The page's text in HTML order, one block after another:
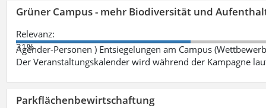
Grüner Campus - mehr Biodiversität und
Relevanz:
31%
Agender-Personen ) Entsiegelungen am Campus
Der Veranstaltungskalender wird während der Kampagne
Parkflächenbewirtschaftung